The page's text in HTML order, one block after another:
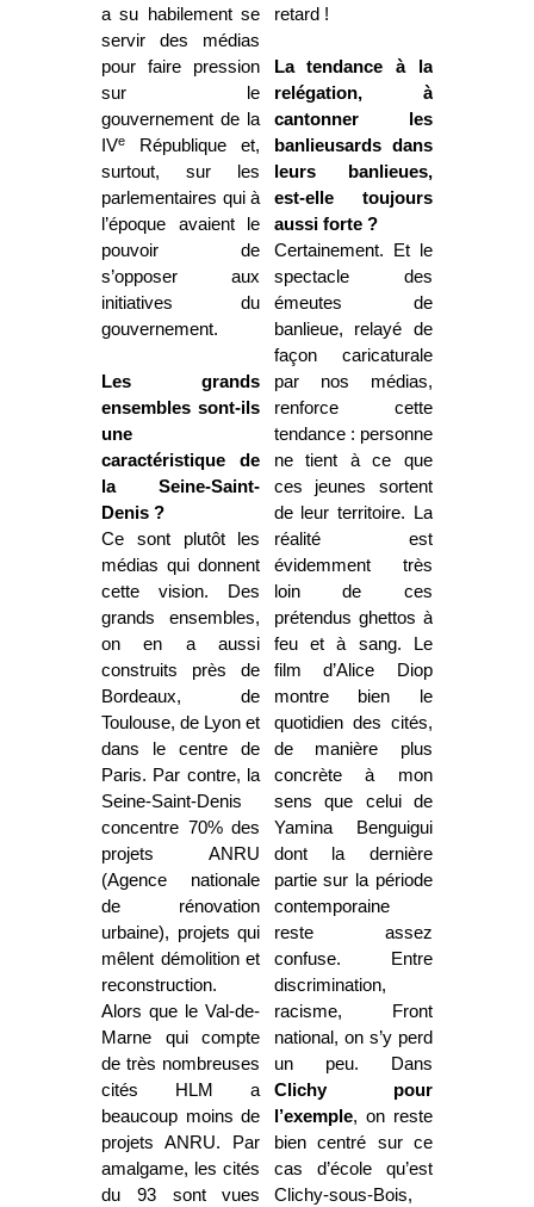
a su habilement se
servir des médias
pour faire pression
sur le
gouvernement de la
IVe
République et,
surtout, sur les
parlementaires qui à
l’époque avaient le
pouvoir de
s’opposer aux
initiatives du
gouvernement.
Les grands
ensembles sont-ils
une
caractéristique de
la Seine-Saint-
Denis ?
Ce sont plutôt les
médias qui donnent
cette vision. Des
grands ensembles,
on en a aussi
construits près de
Bordeaux, de
Toulouse, de Lyon et
dans le centre de
Paris. Par contre, la
Seine-Saint-Denis
concentre 70% des
projets ANRU
(Agence nationale
de rénovation
urbaine), projets qui
mêlent démolition et
reconstruction.
Alors que le Val-de-
Marne qui compte
de très nombreuses
cités HLM a
beaucoup moins de
projets ANRU. Par
amalgame, les cités
du 93 sont vues
retard !
La tendance à la
relégation, à
cantonner les
banlieusards dans
leurs banlieues,
est-elle toujours
aussi forte ?
Certainement. Et le
spectacle des
émeutes de
banlieue, relayé de
façon caricaturale
par nos médias,
renforce cette
tendance : personne
ne tient à ce que
ces jeunes sortent
de leur territoire. La
réalité est
évidemment très
loin de ces
prétendus ghettos à
feu et à sang. Le
film d’Alice Diop
montre bien le
quotidien des cités,
de manière plus
concrète à mon
sens que celui de
Yamina Benguigui
dont la dernière
partie sur la période
contemporaine
reste assez
confuse. Entre
discrimination,
racisme, Front
national, on s’y perd
un peu. Dans
Clichy pour
l’exemple, on reste
bien centré sur ce
cas d’école qu’est
Clichy-sous-Bois,